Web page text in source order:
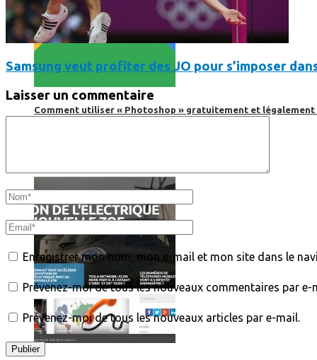
Comment utiliser « Photoshop » gratuitement et légalement
Samsung veut profiter des JO pour s’imposer
Laisser un commentaire
Enregistrer mon nom, mon e-mail et mon site dans le
Prévenez-moi de tous les nouveaux commentaires par e-
Prévenez-moi de tous les nouveaux articles par e-mail.